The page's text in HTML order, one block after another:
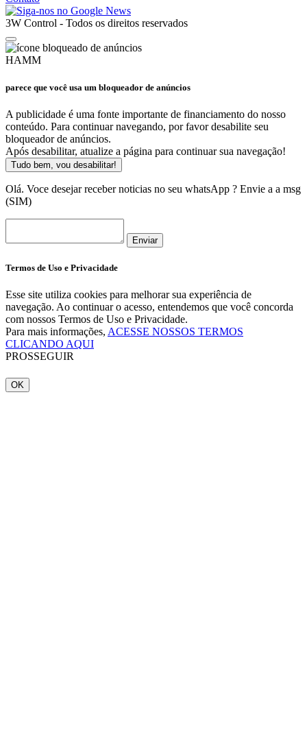
3W Control - Todos os direitos reservados
HAMM
parece que você usa um bloqueador de anúncios
A publicidade é uma fonte importante de financiamento do nosso
conteúdo. Para continuar navegando, por favor desabilite seu
bloqueador de anúncios.
Após desabilitar, atualize a página para continuar sua navegação!
Tudo bem, vou desabilitar!
Olá. Voce desejar receber noticias no seu whatsApp ? Envie a a msg
(SIM)
Enviar
Termos de Uso e Privacidade
Esse site utiliza cookies para melhorar sua experiência de
navegação. Ao continuar o acesso, entendemos que você concorda
com nossos Termos de Uso e Privacidade.
Para mais informações, ACESSE NOSSOS TERMOS
CLICANDO AQUI
PROSSEGUIR
OK